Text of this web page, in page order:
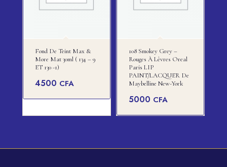
Fond De Teint Max &
More Mat 30ml ( 134 – 9
ET 130 -1)
4500 CFA
108 Smokey Grey –
Rouges À Lèvres Oreal
Paris LIP
PAINT/LACQUER De
Maybelline New-York
5000 CFA